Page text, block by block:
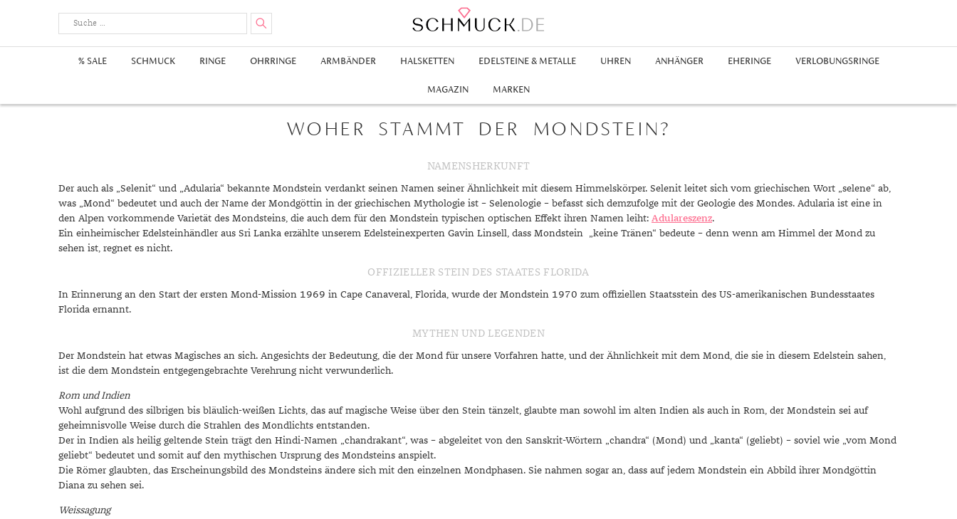
% SALE SCHMUCK RINGE
Goldringe
Gelbgold Ringe
Rotgold Ringe
Silberringe
OHRRINGE
Creolen
Goldohrringe Edelstahlohrringe Platinohrringe Diamantohrringe
Perlenohrringe Swarovski Ohrringe
ARMBÄNDER
Edelstahlarmbänder
Goldarmbänder Herrenarmbänder Lederarmbänder Perlenarmbänder
Silberarmbänder Swarovski Armbänder
HALSKETTEN
Silberketten
Diamantenketten Perlenketten Swarovskiketten Herrenketten
EDELSTEINE & METALLE
Achat
Andalusit
Apatit
Aquamarin
Beryll
Citrin
Diopsid
Fluorit
Granat
Iolith
Karneol
Goldschmuck
Gelbgold
Silberschmuck
Platinschmuck
Swarovski Schmuck
Rubin
Smaradgd Perlen
Zirkonia
UHREN
Kinderuhren
ANHÄNGER
Gelbgold Anhänger
Silberanhänger
Diamantanhänger Perlenanhänger Buchstaben
Charms Swarovski Anhänger
EHERINGE VERLOBUNGSRINGE
MAGAZIN
Edelsteine
Schmuckschätzung
Geburt
Hochzeit
Verlobung
Inspiration
Aus Aller Welt
Geschenke für Ihn
Kleine Geschenke
Schmuck für Kinder
Epochen
Ringgrößen
Symbolik
Unglaublich
Beschichtung
Haushaltsmittel
Frühling
Winter
Farbberatung
Stile Business
MARKEN
WOHER STAMMT DER MONDSTEIN?
NAMENSHERKUNFT
Der auch als „Selenit“ und „Adularia“ bekannte Mondstein verdankt seinen Namen seiner Ähnlichkeit mit diesem Himmelskörper. Selenit leitet sich vom griechischen Wort „selene“ ab,
was „Mond“ bedeutet und auch der Name der Mondgöttin in der griechischen Mythologie ist – Selenologie – befasst sich demzufolge mit der Geologie des Mondes. Adularia ist eine in
den Alpen vorkommende Varietät des Mondsteins, die auch dem für den Mondstein typischen optischen Effekt ihren Namen leiht: Adulareszenz.
Ein einheimischer Edelsteinhändler aus Sri Lanka erzählte unserem Edelsteinexperten Gavin Linsell, dass Mondstein „keine Tränen“ bedeute – denn wenn am Himmel der Mond zu
sehen ist, regnet es nicht.
OFFIZIELLER STEIN DES STAATES FLORIDA
In Erinnerung an den Start der ersten Mond-Mission 1969 in Cape Canaveral, Florida, wurde der Mondstein 1970 zum offiziellen Staatsstein des US-amerikanischen Bundesstaates
Florida ernannt.
MYTHEN UND LEGENDEN
Der Mondstein hat etwas Magisches an sich. Angesichts der Bedeutung, die der Mond für unsere Vorfahren hatte, und der Ähnlichkeit mit dem Mond, die sie in diesem Edelstein sahen,
ist die dem Mondstein entgegengebrachte Verehrung nicht verwunderlich.
Rom und Indien
Wohl aufgrund des silbrigen bis bläulich-weißen Lichts, das auf magische Weise über den Stein tänzelt, glaubte man sowohl im alten Indien als auch in Rom, der Mondstein sei auf
geheimnisvolle Weise durch die Strahlen des Mondlichts entstanden.
Der in Indien als heilig geltende Stein trägt den Hindi-Namen „chandrakant“, was – abgeleitet von den Sanskrit-Wörtern „chandra“ (Mond) und „kanta“ (geliebt) – soviel wie „vom Mond
geliebt“ bedeutet und somit auf den mythischen Ursprung des Mondsteins anspielt.
Die Römer glaubten, das Erscheinungsbild des Mondsteins ändere sich mit den einzelnen Mondphasen. Sie nahmen sogar an, dass auf jedem Mondstein ein Abbild ihrer Mondgöttin
Diana zu sehen sei.
Weissagung